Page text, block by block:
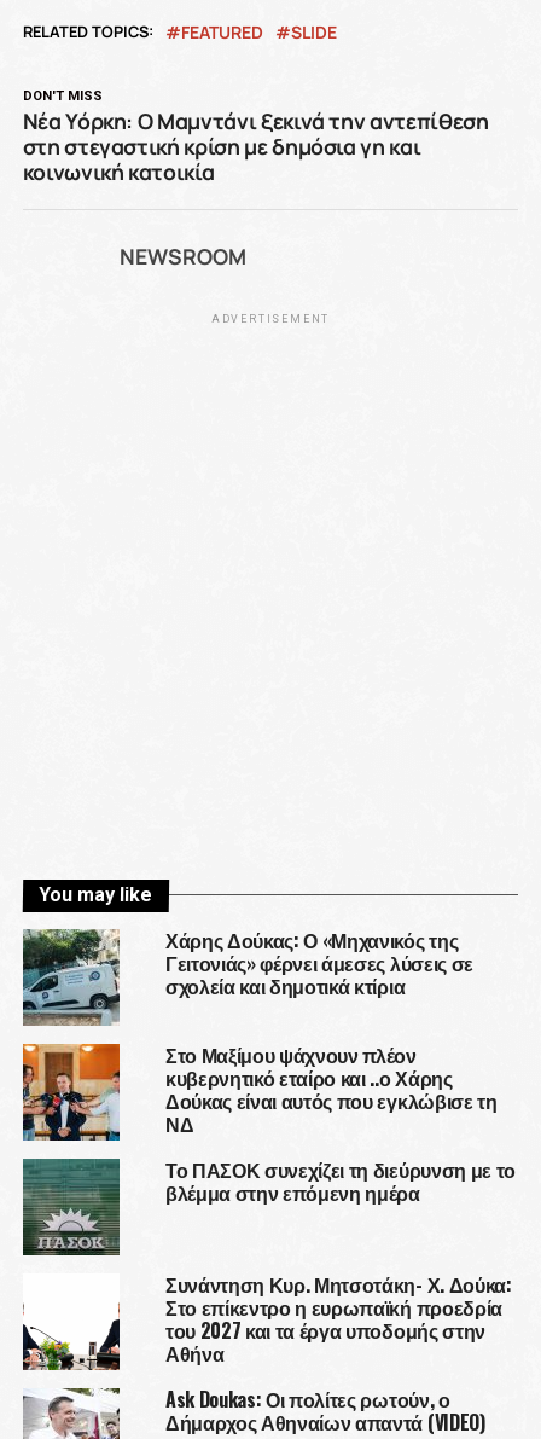
RELATED TOPICS: FEATURED SLIDE
DON'T MISS
Νέα Υόρκη: Ο Μαμντάνι ξεκινά την αντεπίθεση
στη στεγαστική κρίση με δημόσια γη και
κοινωνική κατοικία
NEWSROOM
ADVERTISEMENT
You may like
Χάρης Δούκας: Ο «Μηχανικός της
Γειτονιάς» φέρνει άμεσες λύσεις σε
σχολεία και δημοτικά κτίρια
Στο Μαξίμου ψάχνουν πλέον
κυβερνητικό εταίρο και ..ο Χάρης
Δούκας είναι αυτός που εγκλώβισε τη
ΝΔ
Το ΠΑΣΟΚ συνεχίζει τη διεύρυνση με το
βλέμμα στην επόμενη ημέρα
Συνάντηση Κυρ. Μητσοτάκη- Χ. Δούκα:
Στο επίκεντρο η ευρωπαϊκή προεδρία
του 2027 και τα έργα υποδομής στην
Αθήνα
Ask Doukas: Οι πολίτες ρωτούν, ο
Δήμαρχος Αθηναίων απαντά (VIDEO)